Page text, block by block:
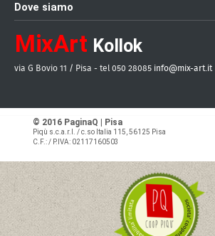
Dove siamo
MixArt Kollok
via G Bovio 11 / Pisa - tel 050 28085 info@mix-art.it
© 2016 PaginaQ | Pisa
Piqù s.c.a.r.l. / c.so Italia 115, 56125 Pisa
C.F.: / P.IVA: 02117160503